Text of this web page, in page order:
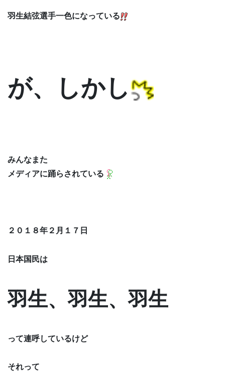
羽生結弦選手一色になっている
が、しかし
みんなまた
メディアに踊らされている
２０１８年２月１７日
日本国民は
羽生、羽生、羽生
って連呼しているけど
それって